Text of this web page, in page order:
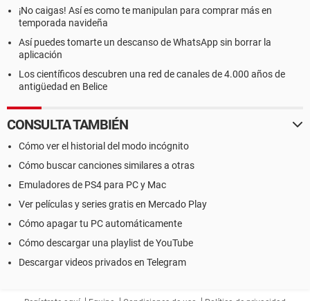
¡No caigas! Así es como te manipulan para comprar más en
temporada navideña
Así puedes tomarte un descanso de WhatsApp sin borrar la
aplicación
Los científicos descubren una red de canales de 4.000 años de
antigüedad en Belice
CONSULTA TAMBIÉN
Cómo ver el historial del modo incógnito
Cómo buscar canciones similares a otras
Emuladores de PS4 para PC y Mac
Ver películas y series gratis en Mercado Play
Cómo apagar tu PC automáticamente
Cómo descargar una playlist de YouTube
Descargar videos privados en Telegram